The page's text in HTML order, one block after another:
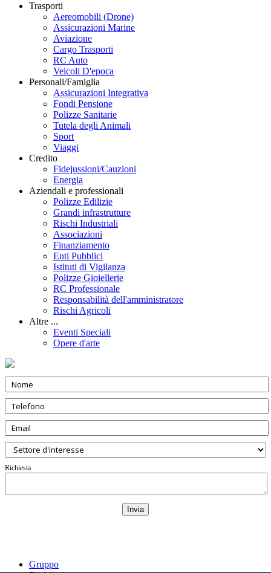
Trasporti
Aereomobili (Drone)
Assicurazioni Marine
Aviazione
Cargo Trasporti
RC Auto
Veicoli D'epoca
Personali/Famiglia
Assicurazioni Integrativa
Fondi Pensione
Polizze Sanitarie
Tutela degli Animali
Sport
Viaggi
Credito
Fidejussioni/Cauzioni
Energia
Aziendali e professionali
Polizze Edilizie
Grandi infrastrutture
Rischi Industriali
Associazioni
Finanziamento
Enti Pubblici
Istituti di Vigilanza
Polizze Gioiellerie
RC Professionale
Responsabilità dell'amministratore
Rischi Agricoli
Altre ...
Eventi Speciali
Opere d'arte
Richiesta
Gruppo